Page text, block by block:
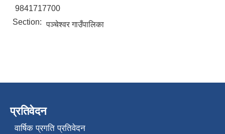
9841717700
Section: पञ्चेश्‍वर गाउँपालिका
प्रतिवेदन
वार्षिक प्रगति प्रतिवेदन